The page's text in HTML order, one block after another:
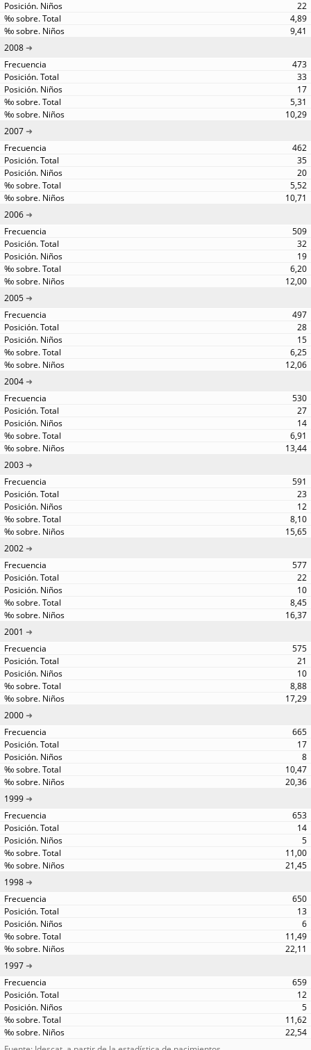
22
4,89
9,41
2008
473
33
17
5,31
10,29
2007
462
35
20
5,52
10,71
2006
509
32
19
6,20
12,00
2005
497
28
15
6,25
12,06
2004
530
27
14
6,91
13,44
2003
591
23
12
8,10
15,65
2002
577
22
10
8,45
16,37
2001
575
21
10
8,88
17,29
2000
665
17
8
10,47
20,36
1999
653
14
5
11,00
21,45
1998
650
13
6
11,49
22,11
1997
659
12
5
11,62
22,54